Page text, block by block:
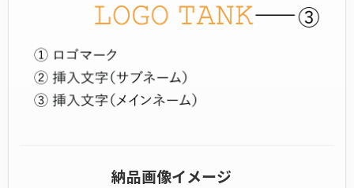
納品画像イメージ